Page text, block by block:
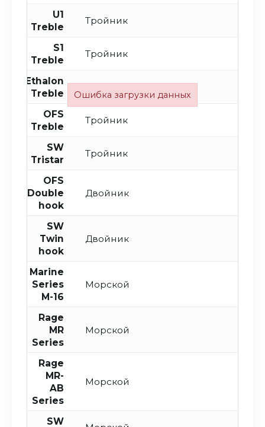
U1
Treble
Тройник
S1
Treble
Тройник
Ethalon
Treble
Тройник
OFS
Treble
Тройник
SW
Tristar
Тройник
OFS
Double
hook
Двойник
SW
Twin
hook
Двойник
Marine
Series
M-16
Морской
Rage
MR
Series
Морской
Rage
MR-
AB
Series
Морской
SW
Ошибка загрузки данных